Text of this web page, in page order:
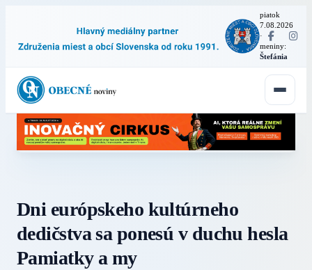
piatok
7.08.2026
·
meniny:
Štefánia
Dni európskeho kultúrneho
dedičstva sa ponesú v duchu hesla
Pamiatky a my